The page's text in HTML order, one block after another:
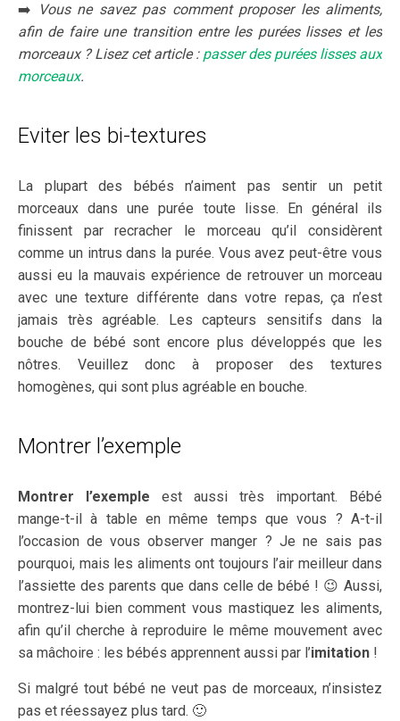
➡️
Vous ne savez pas comment proposer les aliments,
afin de faire une transition entre les purées lisses et les
morceaux ? Lisez cet article : passer des purées lisses aux
morceaux.
Eviter les bi-textures
La plupart des bébés n’aiment pas sentir un petit
morceaux dans une purée toute lisse. En général ils
finissent par recracher le morceau qu’il considèrent
comme un intrus dans la purée. Vous avez peut-être vous
aussi eu la mauvais expérience de retrouver un morceau
avec une texture différente dans votre repas, ça n’est
jamais très agréable. Les capteurs sensitifs dans la
bouche de bébé sont encore plus développés que les
nôtres. Veuillez donc à proposer des textures
homogènes, qui sont plus agréable en bouche.
Montrer l’exemple
Montrer l’exemple est aussi très important. Bébé
mange-t-il à table en même temps que vous ? A-t-il
l’occasion de vous observer manger ? Je ne sais pas
pourquoi, mais les aliments ont toujours l’air meilleur dans
l’assiette des parents que dans celle de bébé ! 😉 Aussi,
montrez-lui bien comment vous mastiquez les aliments,
afin qu’il cherche à reproduire le même mouvement avec
sa mâchoire : les bébés apprennent aussi par l’imitation !
Si malgré tout bébé ne veut pas de morceaux, n’insistez
pas et réessayez plus tard. 🙂